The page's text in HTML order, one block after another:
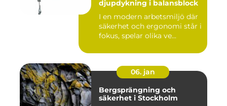
djupdykning i balansblock
I en modern arbetsmiljö där
säkerhet och ergonomi står i
fokus, spelar olika ve...
06. jan
Bergsprängning och
säkerhet i Stockholm